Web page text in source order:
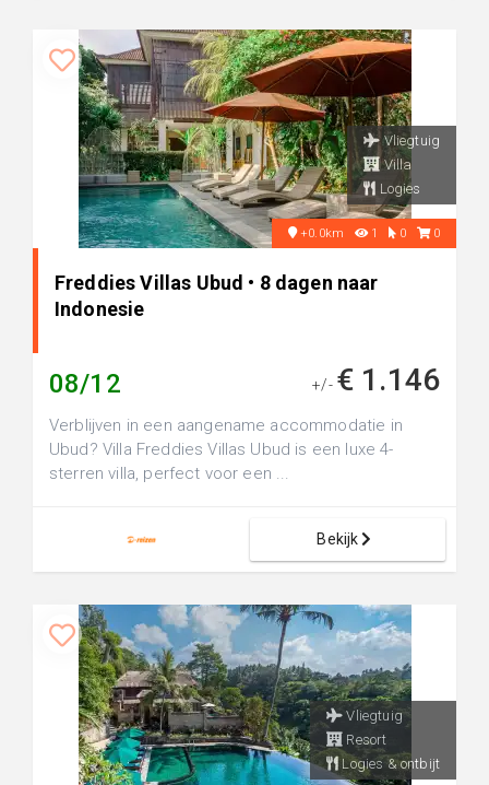
Vliegtuig
Villa
Logies
+0.0km 1 0 0
Freddies Villas Ubud • 8 dagen naar
Indonesie
08/12 +/- € 1.146
Verblijven in een aangename accommodatie in
Ubud? Villa Freddies Villas Ubud is een luxe 4-
sterren villa, perfect voor een ...
Bekijk
Vliegtuig
Resort
Logies & ontbijt